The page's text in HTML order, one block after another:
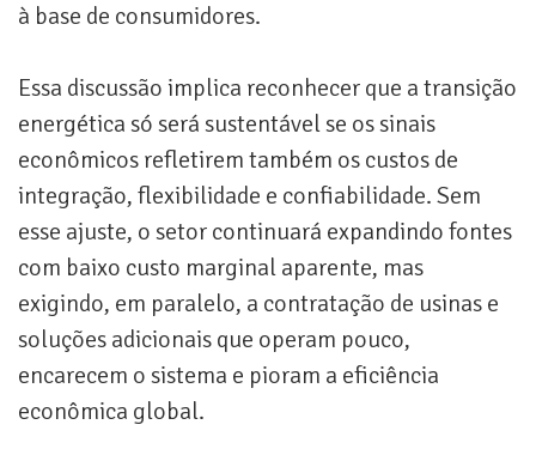
à base de consumidores.
Essa discussão implica reconhecer que a transição
energética só será sustentável se os sinais
econômicos refletirem também os custos de
integração, flexibilidade e confiabilidade. Sem
esse ajuste, o setor continuará expandindo fontes
com baixo custo marginal aparente, mas
exigindo, em paralelo, a contratação de usinas e
soluções adicionais que operam pouco,
encarecem o sistema e pioram a eficiência
econômica global.